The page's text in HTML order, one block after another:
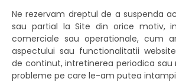
Ne rezervam dreptul de a suspenda
sau partial la Site din orice motiv,
comerciale sau operationale, cum
aspectului sau functionalitatii
de continut, intretinerea periodica sau
probleme pe care le-am putea